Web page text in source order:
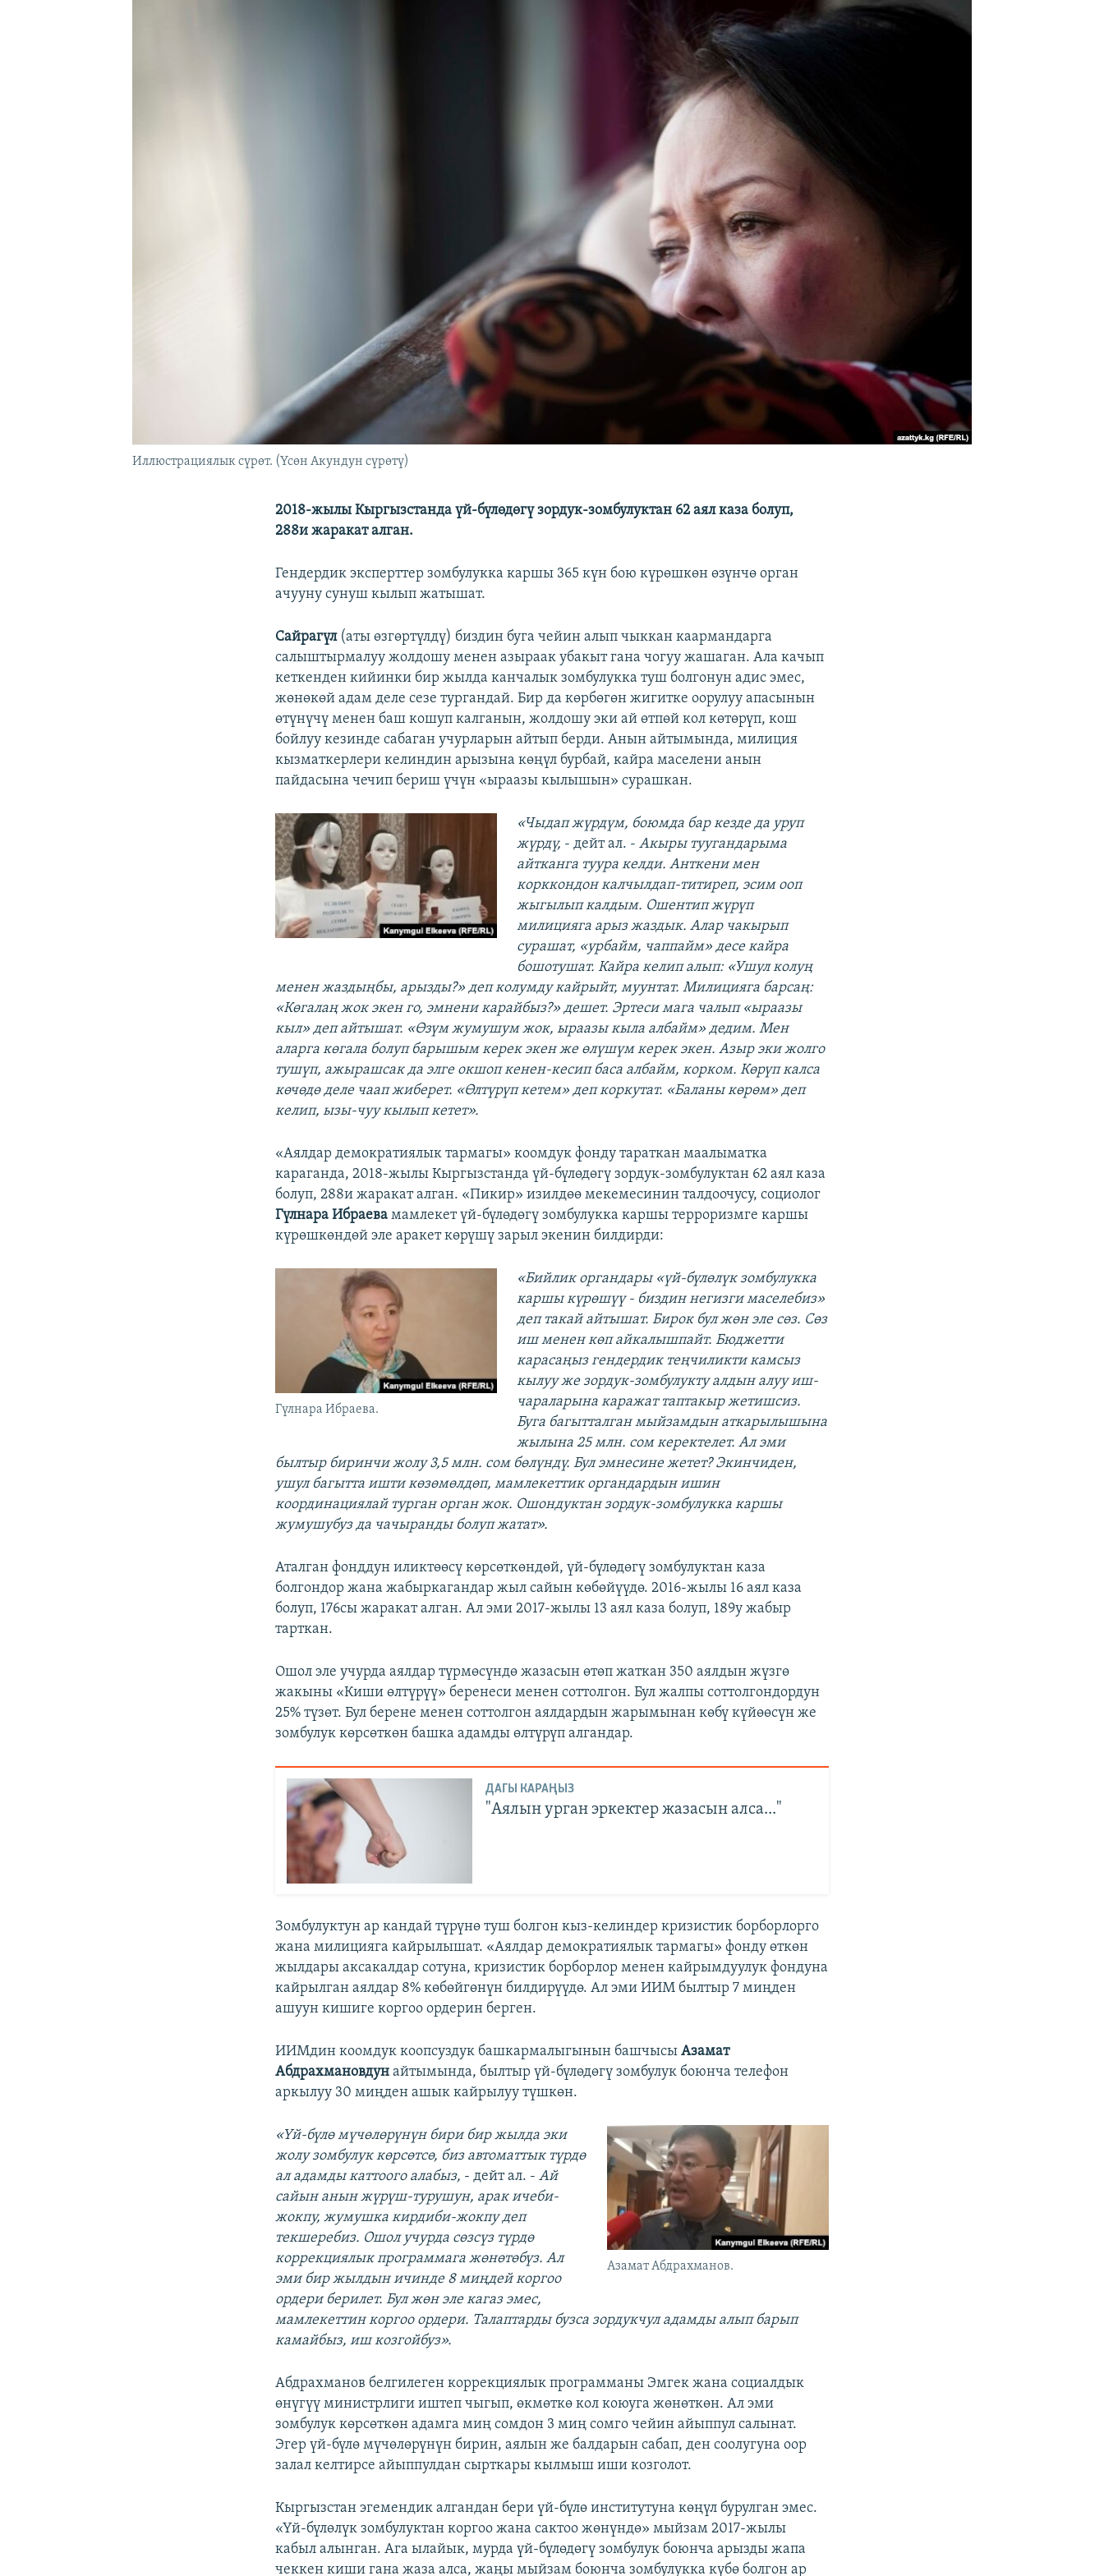
Иллюстрациялык сүрөт. (Үсөн Акундун сүрөтү)
2018-жылы Кыргызстанда үй-бүлөдөгү зордук-зомбулуктан 62 аял каза болуп,
288и жаракат алган.
Гендердик эксперттер зомбулукка каршы 365 күн бою күрөшкөн өзүнчө орган
ачууну сунуш кылып жатышат.
Сайрагүл (аты өзгөртүлдү) биздин буга чейин алып чыккан каармандарга
салыштырмалуу жолдошу менен азыраак убакыт гана чогуу жашаган. Ала качып
кеткенден кийинки бир жылда канчалык зомбулукка туш болгонун адис эмес,
жөнөкөй адам деле сезе тургандай. Бир да көрбөгөн жигитке оорулуу апасынын
өтүнүчү менен баш кошуп калганын, жолдошу эки ай өтпөй кол көтөрүп, кош
бойлуу кезинде сабаган учурларын айтып берди. Анын айтымында, милиция
кызматкерлери келиндин арызына көңүл бурбай, кайра маселени анын
пайдасына чечип бериш үчүн «ыраазы кылышын» сурашкан.
«Чыдап жүрдүм, боюмда бар кезде да уруп
жүрдү, - дейт ал. - Акыры туугандарыма
айтканга туура келди. Анткени мен
корккондон калчылдап-титиреп, эсим ооп
жыгылып калдым. Ошентип жүрүп
милицияга арыз жаздык. Алар чакырып
сурашат, «урбайм, чаппайм» десе кайра
бошотушат. Кайра келип алып: «Ушул колуң
менен жаздыңбы, арызды?» деп колумду кайрыйт, муунтат. Милицияга барсаң:
«Көгалаң жок экен го, эмнени карайбыз?» дешет. Эртеси мага чалып «ыраазы
кыл» деп айтышат. «Өзүм жумушум жок, ыраазы кыла албайм» дедим. Мен
аларга көгала болуп барышым керек экен же өлүшүм керек экен. Азыр эки жолго
тушүп, ажырашсак да элге окшоп кенен-кесип баса албайм, корком. Көрүп калса
көчөдө деле чаап жиберет. «Өлтүрүп кетем» деп коркутат. «Баланы көрөм» деп
келип, ызы-чуу кылып кетет».
«Аялдар демократиялык тармагы» коомдук фонду тараткан маалыматка
караганда, 2018-жылы Кыргызстанда үй-бүлөдөгү зордук-зомбулуктан 62 аял каза
болуп, 288и жаракат алган. «Пикир» изилдөө мекемесинин талдоочусу, социолог
Гүлнара Ибраева мамлекет үй-бүлөдөгү зомбулукка каршы терроризмге каршы
күрөшкөндөй эле аракет көрүшү зарыл экенин билдирди:
Гүлнара Ибраева.
«Бийлик органдары «үй-бүлөлүк зомбулукка
каршы күрөшүү - биздин негизги маселебиз»
деп такай айтышат. Бирок бул жөн эле сөз. Сөз
иш менен көп айкалышпайт. Бюджетти
карасаңыз гендердик теңчиликти камсыз
кылуу же зордук-зомбулукту алдын алуу иш-
чараларына каражат таптакыр жетишсиз.
Буга багытталган мыйзамдын аткарылышына
жылына 25 млн. сом керектелет. Ал эми
былтыр биринчи жолу 3,5 млн. сом бөлүндү. Бул эмнесине жетет? Экинчиден,
ушул багытта ишти көзөмөлдөп, мамлекеттик органдардын ишин
координациялай турган орган жок. Ошондуктан зордук-зомбулукка каршы
жумушубуз да чачыранды болуп жатат».
Аталган фонддун иликтөөсү көрсөткөндөй, үй-бүлөдөгү зомбулуктан каза
болгондор жана жабыркагандар жыл сайын көбөйүүдө. 2016-жылы 16 аял каза
болуп, 176сы жаракат алган. Ал эми 2017-жылы 13 аял каза болуп, 189у жабыр
тарткан.
Ошол эле учурда аялдар түрмөсүндө жазасын өтөп жаткан 350 аялдын жүзгө
жакыны «Киши өлтүрүү» беренеси менен соттолгон. Бул жалпы соттолгондордун
25% түзөт. Бул берене менен соттолгон аялдардын жарымынан көбү күйөөсүн же
зомбулук көрсөткөн башка адамды өлтүрүп алгандар.
ДАГЫ КАРАҢЫЗ
"Аялын урган эркектер жазасын алса..."
Зомбулуктун ар кандай түрүнө туш болгон кыз-келиндер кризистик борборлорго
жана милицияга кайрылышат. «Аялдар демократиялык тармагы» фонду өткөн
жылдары аксакалдар сотуна, кризистик борборлор менен кайрымдуулук фондуна
кайрылган аялдар 8% көбөйгөнүн билдирүүдө. Ал эми ИИМ былтыр 7 миңден
ашуун кишиге коргоо ордерин берген.
ИИМдин коомдук коопсуздук башкармалыгынын башчысыАзамат
Абдрахмановдун айтымында, былтыр үй-бүлөдөгү зомбулук боюнча телефон
аркылуу 30 миңден ашык кайрылуу түшкөн.
Азамат Абдрахманов.
«Үй-бүлө мүчөлөрүнүн бири бир жылда эки
жолу зомбулук көрсөтсө, биз автоматтык түрдө
ал адамды каттоого алабыз, - дейт ал. - Ай
сайын анын жүрүш-турушун, арак ичеби-
жокпу, жумушка кирдиби-жокпу деп
текшеребиз. Ошол учурда сөзсүз түрдө
коррекциялык программага жөнөтөбүз. Ал
эми бир жылдын ичинде 8 миңдей коргоо
ордери берилет. Бул жөн эле кагаз эмес,
мамлекеттин коргоо ордери. Талаптарды бузса зордукчул адамды алып барып
камайбыз, иш козгойбуз».
Абдрахманов белгилеген коррекциялык программаны Эмгек жана социалдык
өнүгүү министрлиги иштеп чыгып, өкмөткө кол коюуга жөнөткөн. Ал эми
зомбулук көрсөткөн адамга миң сомдон 3 миң сомго чейин айыппул салынат.
Эгер үй-бүлө мүчөлөрүнүн бирин, аялын же балдарын сабап, ден соолугуна оор
залал келтирсе айыппулдан сырткары кылмыш иши козголот.
Кыргызстан эгемендик алгандан бери үй-бүлө институтуна көңүл бурулган эмес.
«Үй-бүлөлүк зомбулуктан коргоо жана сактоо жөнүндө» мыйзам 2017-жылы
кабыл алынган. Ага ылайык, мурда үй-бүлөдөгү зомбулук боюнча арызды жапа
чеккен киши гана жаза алса, жаңы мыйзам боюнча зомбулукка күбө болгон ар